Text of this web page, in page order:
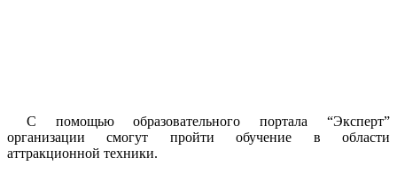
С помощью образовательного портала “Эксперт”
организации смогут пройти обучение в области
аттракционной техники.